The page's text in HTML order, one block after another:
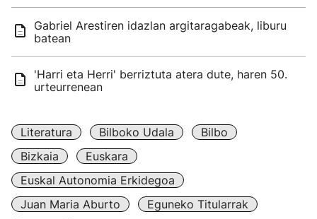
Gabriel Arestiren idazlan argitaragabeak, liburu
batean
'Harri eta Herri' berriztuta atera dute, haren 50.
urteurrenean
Literatura Bilboko Udala
Bilbo
Bizkaia
Euskara
Euskal Autonomia Erkidegoa
Juan Maria Aburto
Eguneko Titularrak